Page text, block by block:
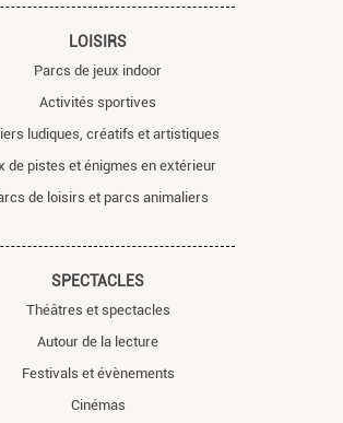
LOISIRS
Parcs de jeux indoor
Activités sportives
ludiques, créatifs et artistiques
de pistes et énigmes en extérieur
de loisirs et parcs animaliers
SPECTACLES
Théâtres et spectacles
Autour de la lecture
Festivals et évènements
Cinémas